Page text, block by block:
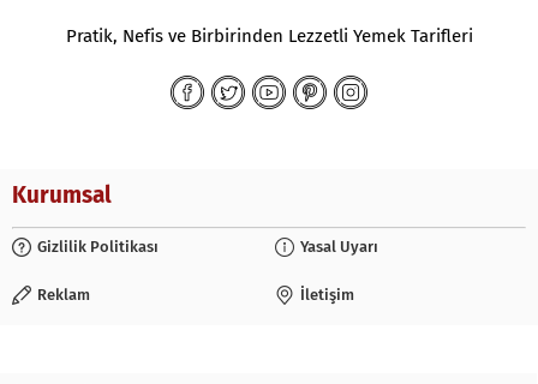
Pratik, Nefis ve Birbirinden Lezzetli Yemek Tarifleri
Kurumsal
Gizlilik Politikası Yasal Uyarı
Reklam İletişim